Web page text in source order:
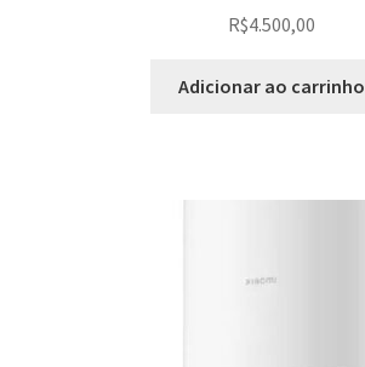
R$4.500,00
Adicionar ao carrinho